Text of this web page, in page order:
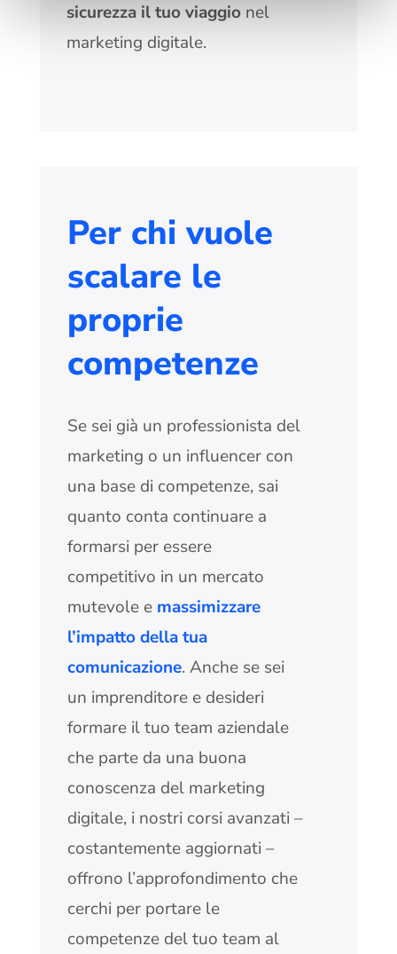
sicurezza il tuo viaggionel
marketing digitale.
Per chi vuole
scalare le
proprie
competenze
Se sei già un professionista del
marketing o un influencer con
una base di competenze, sai
quanto conta continuare a
formarsi per essere
competitivo in un mercato
mutevole e massimizzare
l’impatto della tua
comunicazione. Anche se sei
un imprenditore e desideri
formare il tuo team aziendale
che parte da una buona
conoscenza del marketing
digitale, i nostri corsi avanzati –
costantemente aggiornati –
offrono l’approfondimento che
cerchi per portare le
competenze del tuo team al